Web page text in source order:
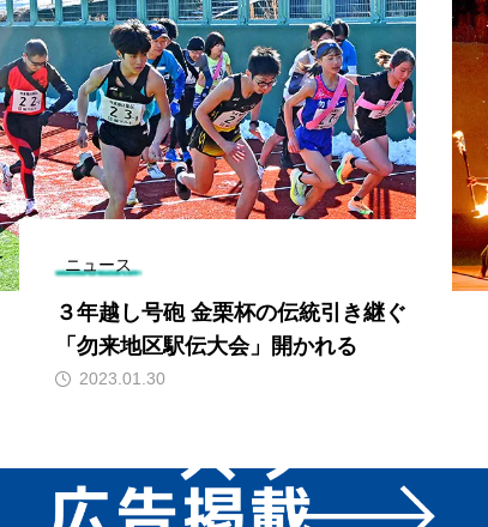
ニュース
３年越し号砲 金栗杯の伝統引き継ぐ
「勿来地区駅伝大会」開かれる
2023.01.30